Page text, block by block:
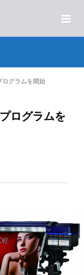
ログラムを開始
ログラムを